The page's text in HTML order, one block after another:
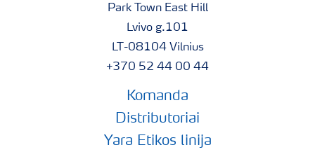
Park Town East Hill
Lvivo g.101
LT-08104 Vilnius
+370 52 44 00 44
Komanda
Distributoriai
Yara Etikos linija